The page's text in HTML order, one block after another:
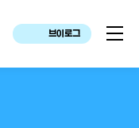
브이로그